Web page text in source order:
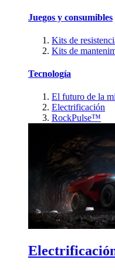
Juegos y consumibles
Kits de
Kits de
Tecnología
El futuro de la
Electrificación
RockPulse™